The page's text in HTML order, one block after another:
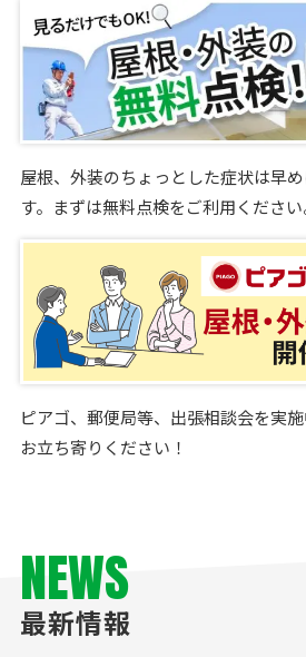
屋根、外装のちょっとした症状は早
す。まずは無料点検をご利用ください
ピアゴ、郵便局等、出張相談会を実
お立ち寄りください！
NEWS
最新情報